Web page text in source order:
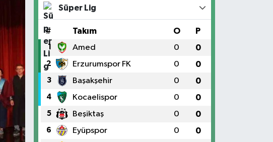
Süper Lig
# Takım O P
1 Amed 0 0
2 Erzurumspor FK 0 0
3 Başakşehir 0 0
4 Kocaelispor 0 0
5 Beşiktaş 0 0
6 Eyüpspor 0 0